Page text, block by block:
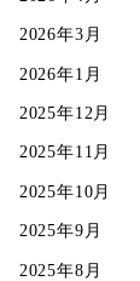
2026年3月
2026年1月
2025年12月
2025年11月
2025年10月
2025年9月
2025年8月